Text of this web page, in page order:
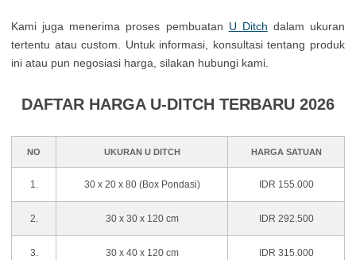
Kami juga menerima proses pembuatan U Ditch dalam ukuran
tertentu atau custom. Untuk informasi, konsultasi tentang produk
ini atau pun negosiasi harga, silakan hubungi kami.
DAFTAR HARGA U-DITCH TERBARU 2026
NO UKURAN U DITCH HARGA SATUAN
1. 30 x 20 x 80 (Box Pondasi) IDR 155.000
2. 30 x 30 x 120 cm IDR 292.500
3. 30 x 40 x 120 cm IDR 315.000